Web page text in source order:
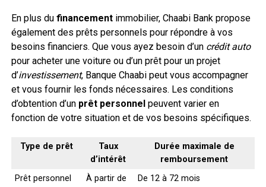
En plus du financementimmobilier, Chaabi Bank propose
également des prêts personnels pour répondre à vos
besoins financiers. Que vous ayez besoin d’un crédit auto
pour acheter une voiture ou d’un prêt pour un projet
d’investissement, Banque Chaabi peut vous accompagner
et vous fournir les fonds nécessaires. Les conditions
d’obtention d’un prêt personnelpeuvent varier en
fonction de votre situation et de vos besoins spécifiques.
Type de prêt
Taux
d’intérêt
Durée maximale de
remboursement
Prêt personnel
À partir de
De 12 à 72 mois